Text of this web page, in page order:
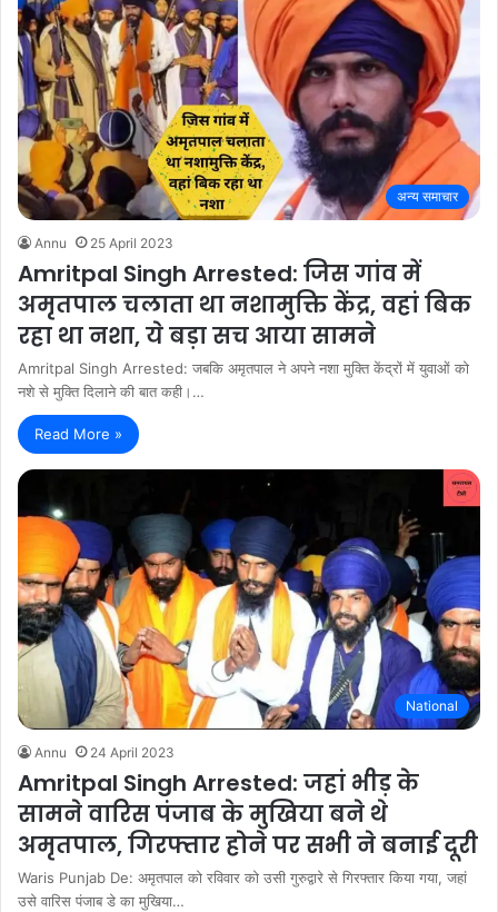
अन्य समाचार
Annu 25 April 2023
Amritpal Singh Arrested: जिस गांव में
अमृतपाल चलाता था नशामुक्ति केंद्र, वहां बिक
रहा था नशा, ये बड़ा सच आया सामने
Amritpal Singh Arrested: जबकि अमृतपाल ने अपने नशा मुक्ति केंद्रों में युवाओं को
नशे से मुक्ति दिलाने की बात कही।…
Read More »
National
Annu 24 April 2023
Amritpal Singh Arrested: जहां भीड़ के
सामने वारिस पंजाब के मुखिया बने थे
अमृतपाल, गिरफ्तार होने पर सभी ने बनाई दूरी
Waris Punjab De: अमृतपाल को रविवार को उसी गुरुद्वारे से गिरफ्तार किया गया, जहां
उसे वारिस पंजाब डे का मुखिया…